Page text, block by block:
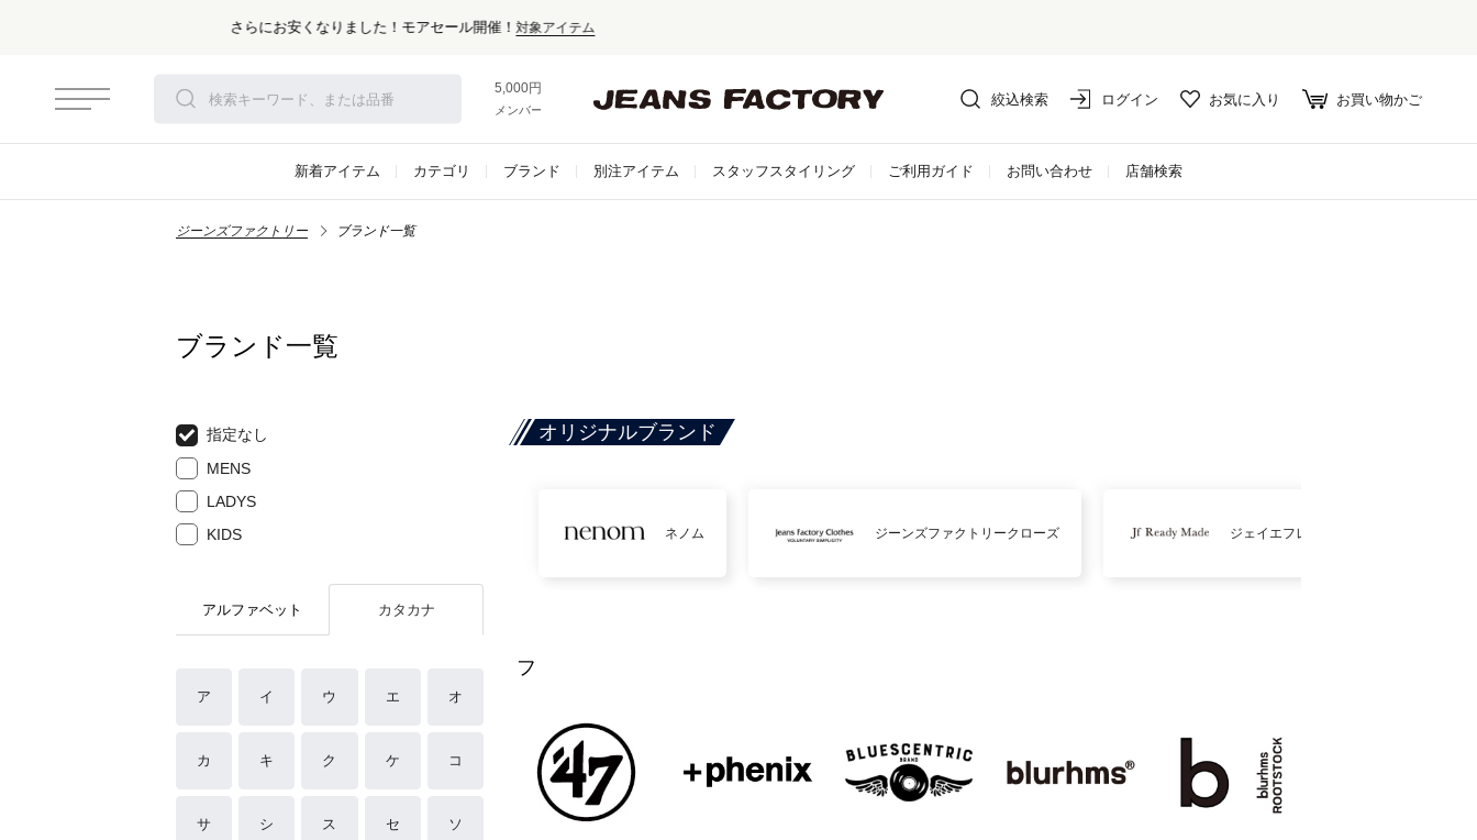
5,000円以上お買い上げで送料無料！
メンバー登録でお得な情報をゲット。さらに詳しく
絞込検索 ログイン お気に入り お買い物かご
新着アイテム カテゴリ ブランド 別注アイテム スタッフスタイリング ご利用ガイド お問い合わせ 店舗検索
ジーンズファクトリー ブランド一覧
ブランド一覧
指定なし
MENS
LADYS
KIDS
アルファベット カタカナ
ア イ ウ エ オ
カ キ ク ケ コ
サ シ ス セ ソ
オリジナルブランド
ネノム ジーンズファクトリークローズ ジェイエフレディメイド
フ